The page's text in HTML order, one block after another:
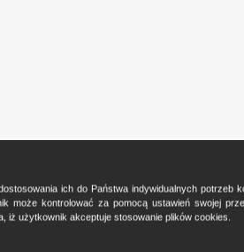
ich do Państwa indywidualnych potrzeb
może kontrolować za pomocą ustawień swojej
iż użytkownik akceptuje stosowanie plików cookies.